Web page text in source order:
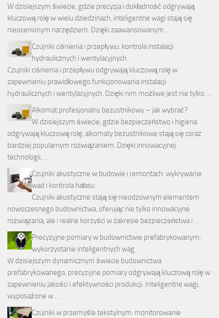
W dzisiejszym świecie, gdzie precyzja i dokładność odgrywają
kluczową rolę w wielu dziedzinach, inteligentne wagi stają się
nieocenionym narzędziem. Dzięki zaawansowanym …
Czujniki ciśnienia i przepływu: kontrola instalacji
hydraulicznych i wentylacyjnych
Czujniki ciśnienia i przepływu odgrywają kluczową rolę w
zapewnieniu prawidłowego funkcjonowania instalacji
hydraulicznych i wentylacyjnych. Dzięki nim możliwe jest nie tylko …
Alkomat profesjonalny bezustnikowy – jak wybrać?
W dzisiejszym świecie, gdzie bezpieczeństwo i higiena
odgrywają kluczową rolę, alkomaty bezustnikowe stają się coraz
bardziej popularnym rozwiązaniem. Dzięki innowacyjnej
technologii, …
Czujniki akustyczne w budowie i remontach: wykrywanie
wad i kontrola hałasu
Czujniki akustyczne stają się nieodzownym elementem
nowoczesnego budownictwa, oferując nie tylko innowacyjne
rozwiązania, ale i realne korzyści w zakresie bezpieczeństwa i …
Precyzyjne pomiary w budownictwie prefabrykowanym:
wykorzystanie inteligentnych wag
W dzisiejszym dynamicznym świecie budownictwa
prefabrykowanego, precyzyjne pomiary odgrywają kluczową rolę w
zapewnieniu jakości i efektywności produkcji. Inteligentne wagi,
wyposażone w …
Czujniki w przemyśle tekstylnym: monitorowanie